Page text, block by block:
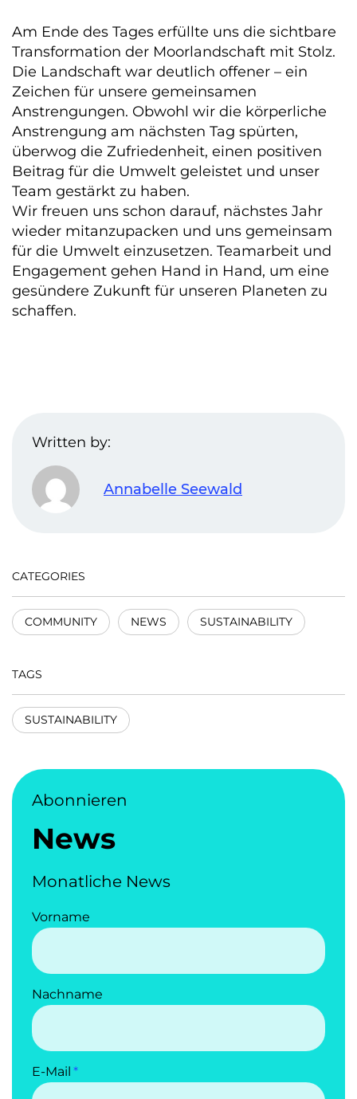
Am Ende des Tages erfüllte uns die sichtbare
Transformation der Moorlandschaft mit Stolz.
Die Landschaft war deutlich offener – ein
Zeichen für unsere gemeinsamen
Anstrengungen. Obwohl wir die körperliche
Anstrengung am nächsten Tag spürten,
überwog die Zufriedenheit, einen positiven
Beitrag für die Umwelt geleistet und unser
Team gestärkt zu haben.
Wir freuen uns schon darauf, nächstes Jahr
wieder mitanzupacken und uns gemeinsam
für die Umwelt einzusetzen. Teamarbeit und
Engagement gehen Hand in Hand, um eine
gesündere Zukunft für unseren Planeten zu
schaffen.
Written by:
Annabelle Seewald
CATEGORIES
COMMUNITY NEWS SUSTAINABILITY
TAGS
SUSTAINABILITY
Abonnieren
News
Monatliche News
Vorname
Nachname
E-Mail